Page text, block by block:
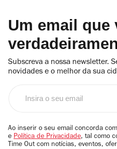
Um email que
Subscreva a nossa newsletter.
novidades e o melhor da sua
email
Ao inserir o seu email concorda
e Política de Privacidade, tal como
Time Out com notícias, eventos,